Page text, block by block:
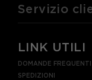
Servizio
LINK UTILI
DOMANDE FREQUENTI
SPEDIZIONI